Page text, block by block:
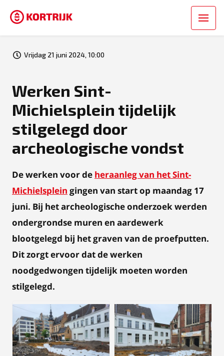
Vrijdag 21 juni 2024, 10:00
Werken Sint-
Michielsplein tijdelijk
stilgelegd door
archeologische vondst
De werken voor de heraanleg van het Sint-
Michielsplein gingen van start op maandag 17
juni. Bij het archeologische onderzoek werden
ondergrondse muren en aardewerk
blootgelegd bij het graven van de proefputten.
Dit zorgt ervoor dat de werken
noodgedwongen tijdelijk moeten worden
stilgelegd.